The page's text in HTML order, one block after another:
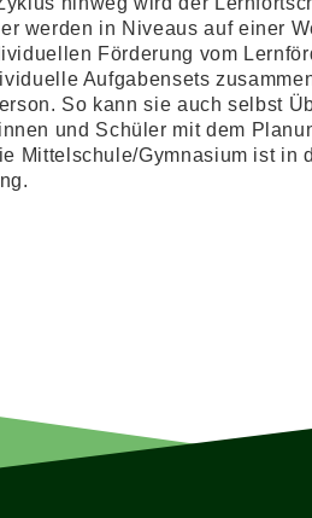
werden in Niveaus auf einer
Förderung vom
Aufgabensets
So kann sie auch selbst
und Schüler mit dem
Mittelschule/Gymnasium ist in